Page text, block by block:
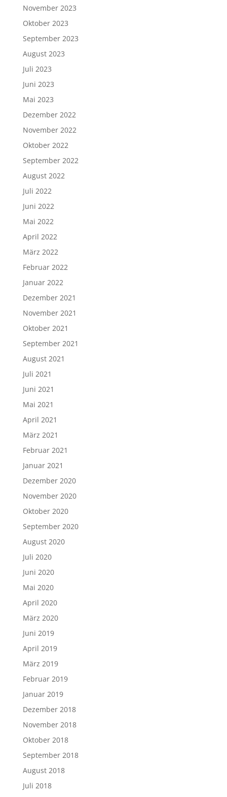
November 2023
Oktober 2023
September 2023
August 2023
Juli 2023
Juni 2023
Mai 2023
Dezember 2022
November 2022
Oktober 2022
September 2022
August 2022
Juli 2022
Juni 2022
Mai 2022
April 2022
März 2022
Februar 2022
Januar 2022
Dezember 2021
November 2021
Oktober 2021
September 2021
August 2021
Juli 2021
Juni 2021
Mai 2021
April 2021
März 2021
Februar 2021
Januar 2021
Dezember 2020
November 2020
Oktober 2020
September 2020
August 2020
Juli 2020
Juni 2020
Mai 2020
April 2020
März 2020
Juni 2019
April 2019
März 2019
Februar 2019
Januar 2019
Dezember 2018
November 2018
Oktober 2018
September 2018
August 2018
Juli 2018